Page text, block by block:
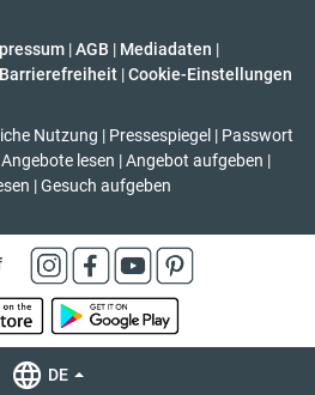
|AGB | Mediadaten |
Barrierefreiheit | Cookie-Einstellungen
Nutzung | Pressespiegel | Passwort
Angebote lesen | Angebot aufgeben |
| Gesuch aufgeben
DE